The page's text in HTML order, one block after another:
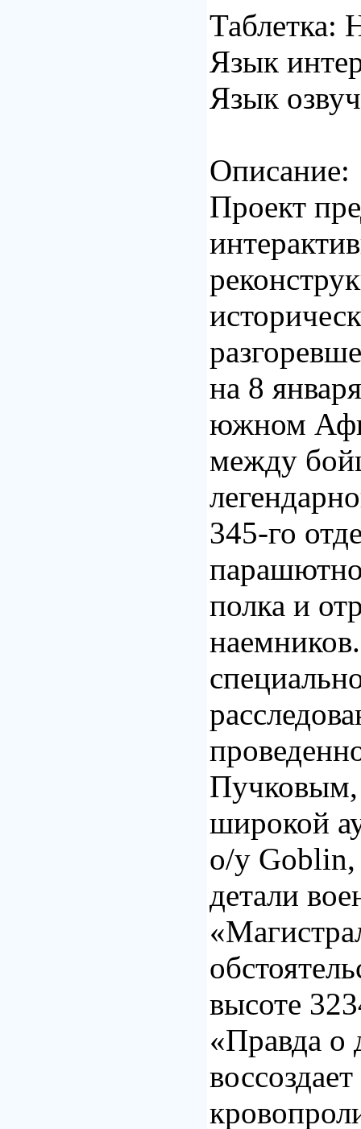
Таблетка:
Язык
Язык
Описание:
Проект
на 8
южном
между
345-го
полка и
широкой
о/у Goblin,
детали
высоте
«Правда о
воссоздает